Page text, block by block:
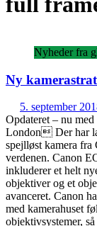
Nyheder fra
Ny
5. september
Opdateret – nu
London Der har
spejlløst kamera fra
verdenen. Canon
inkluderer et helt
objektiver og et
avanceret. Canon
med kamerahuset
objektivsystemer,